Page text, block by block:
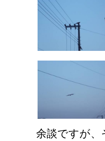
余談ですが、